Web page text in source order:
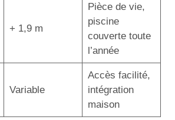
+ 1,9 m
Pièce de vie,
piscine
couverte toute
l’année
Variable
Accès facilité,
intégration
maison